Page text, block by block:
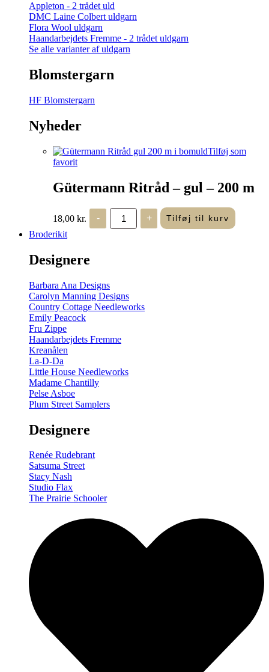
Appleton - 2 trådet uld
DMC Laine Colbert uldgarn
Flora Wool uldgarn
Haandarbejdets Fremme - 2 trådet uldgarn
Se alle varianter af uldgarn
Blomstergarn
HF Blomstergarn
Nyheder
Tilføj som
favorit
Gütermann Ritråd – gul – 200 m
18,00 kr. -
Gütermann
Ritråd
-
+ Tilføj til kurv
Broderikit
Designere
Barbara Ana Designs
Carolyn Manning Designs
Country Cottage Needleworks
Emily Peacock
Fru Zippe
Haandarbejdets Fremme
Kreanålen
La-D-Da
Little House Needleworks
Madame Chantilly
Pelse Asboe
Plum Street Samplers
Designere
Renée Rudebrant
Satsuma Street
Stacy Nash
Studio Flax
The Prairie Schooler